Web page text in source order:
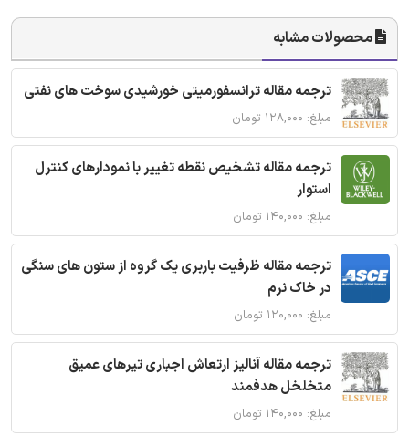
محصولات مشابه
ترجمه مقاله ترانسفورمیتی خورشیدی سوخت های نفتی
مبلغ: ۱۲۸,۰۰۰ تومان
ترجمه مقاله تشخیص نقطه تغییر با نمودارهای کنترل
استوار
مبلغ: ۱۴۰,۰۰۰ تومان
ترجمه مقاله ظرفیت باربری یک گروه از ستون های سنگی
در خاک نرم
مبلغ: ۱۲۰,۰۰۰ تومان
ترجمه مقاله آنالیز ارتعاش اجباری تیرهای عمیق
متخلخل هدفمند
مبلغ: ۱۴۰,۰۰۰ تومان